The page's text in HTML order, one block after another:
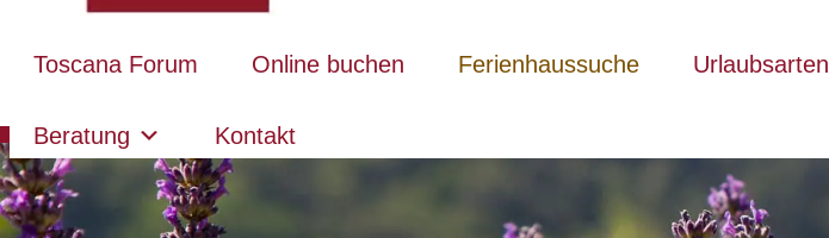
Toscana Forum Online buchen Ferienhaussuche Urlaubsarten
Beratung Kontakt